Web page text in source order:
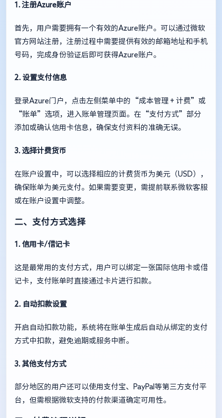
1. 注册Azure账户
首先，用户需要拥有一个有效的Azure账户。可以通过微软
官方网站注册，注册过程中需要提供有效的邮箱地址和手机
号码，完成身份验证后即可获得Azure账户。
2. 设置支付信息
登录Azure门户，点击左侧菜单中的“成本管理 + 计费”或
“账单”选项，进入账单管理页面。在“支付方式”部分
添加或确认信用卡信息，确保支付资料的准确无误。
3. 选择计费货币
在账户设置中，可以选择相应的计费货币为美元（USD），
确保账单为美元支付。如果需要变更，需提前联系微软客服
或在账户设置中调整。
二、支付方式选择
1. 信用卡/借记卡
这是最常用的支付方式，用户可以绑定一张国际信用卡或借
记卡，支付账单时直接通过卡片进行扣款。
2. 自动扣款设置
开启自动扣款功能，系统将在账单生成后自动从绑定的支付
方式中扣款，避免逾期或服务中断。
3. 其他支付方式
部分地区的用户还可以使用支付宝、PayPal等第三方支付平
台，但需根据微软支持的付款渠道确定可用性。